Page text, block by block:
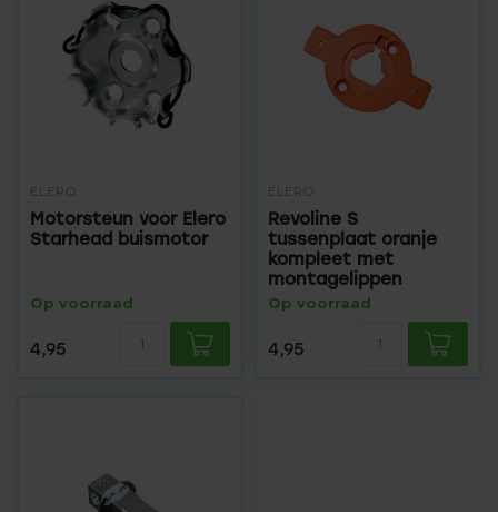
ELERO
Motorsteun voor Elero
Starhead buismotor
Op voorraad
4,95
ELERO
Revoline S
tussenplaat oranje
kompleet met
montagelippen
Op voorraad
4,95